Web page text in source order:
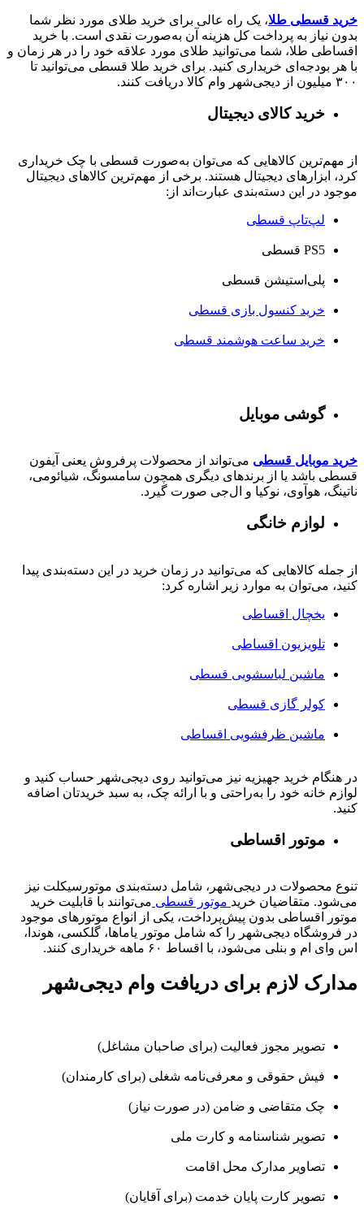
خرید قسطی طلا، یک راه عالی برای خرید طلای مورد نظر شما
بدون نیاز به پرداخت کل هزینه آن به‌صورت نقدی است. با خرید
اقساطی طلا، شما می‌توانید طلای مورد علاقه خود را در هر زمان و
با هر بودجه‌ای خریداری کنید. برای خرید طلا قسطی می‌توانید تا
۳۰۰ میلیون از دیجی‌شهر وام کالا دریافت کنند.
خرید کالای دیجیتال
از مهم‌ترین کالاهایی که می‌توان به‌صورت قسطی با چک خریداری
کرد، ابزارهای دیجیتال هستند. برخی از مهم‌ترین کالاهای دیجیتال
موجود در این دسته‌بندی عبارت‌اند از:
لپ‌تاپ قسطی
PS5 قسطی
پلی‌استیشن قسطی
خرید کنسول بازی قسطی
خرید ساعت هوشمند قسطی
گوشی موبایل
خرید موبایل قسطی می‌تواند از محصولات پرفروش یعنی آیفون
قسطی باشد یا از برندهای دیگری همچون سامسونگ، شیائومی،
ناتینگ، هوآوی، نوکیا و ال‌جی صورت گیرد.
لوازم خانگی
از جمله کالاهایی که می‌توانید در زمان خرید در این دسته‌بندی پیدا
کنید، می‌توان به موارد زیر اشاره کرد:
یخچال اقساطی
تلویزیون اقساطی
ماشین لباسشویی قسطی
کولر گازی قسطی
ماشین ظرفشویی اقساطی
در هنگام خرید جهیزیه نیز می‌توانید روی دیجی‌شهر حساب کنید و
لوازم خانه خود را به‌راحتی و با ارائه چک، به سبد خریدتان اضافه
کنید.
موتور اقساطی
تنوع محصولات در دیجی‌شهر، شامل دسته‌بندی موتورسیکلت نیز
می‌شود. متقاضیان خرید موتور قسطی می‌توانند با قابلیت خرید
موتور اقساطی بدون پیش‌پرداخت، یکی از انواع موتورهای موجود
در فروشگاه دیجی‌شهر را که شامل موتور یاماها، گلکسی، هوندا،
اس وای ام و بنلی می‌شود، با اقساط ۶۰ ماهه خریداری کنند.
مدارک لازم برای دریافت وام دیجی‌شهر
تصویر مجوز فعالیت (برای صاحبان مشاغل)
فیش حقوقی و معرفی‌نامه شغلی (برای کارمندان)
چک متقاضی و ضامن (در صورت نیاز)
تصویر شناسنامه و کارت ملی
تصاویر مدارک محل اقامت
تصویر کارت پایان خدمت (برای آقایان)